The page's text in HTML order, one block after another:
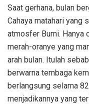
Saat gerhana, bulan
Cahaya matahari yang
atmosfer Bumi. Hanya
merah-oranye yang
arah bulan. Itulah
berwarna tembaga
berlangsung selama
menjadikannya yang